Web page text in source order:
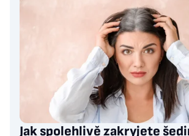
Jak spolehlivě zakryjete